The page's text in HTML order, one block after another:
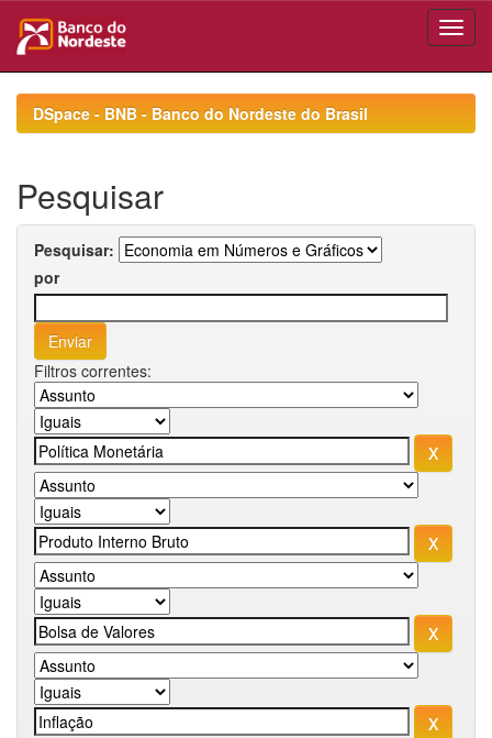
navigationDSpace - BNB - Banco do Nordeste do Brasil
Pesquisar
Pesquisar:
por
Filtros correntes: